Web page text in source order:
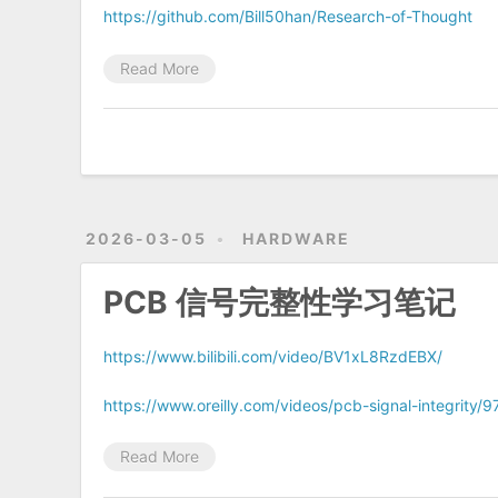
https://github.com/Bill50han/Research-of-Thought
Read More
2026-03-05 HARDWARE
PCB 信号完整性学习笔记
https://www.bilibili.com/video/BV1xL8RzdEBX/
https://www.oreilly.com/videos/pcb-signal-integrity/
Read More